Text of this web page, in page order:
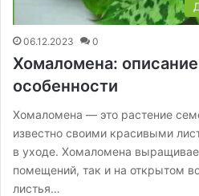
06.12.2023 0
Хомаломена:
особенности
Хомаломена — это растение
известно своими красивыми
в уходе. Хомаломена
помещений, так и на открытом
листья…